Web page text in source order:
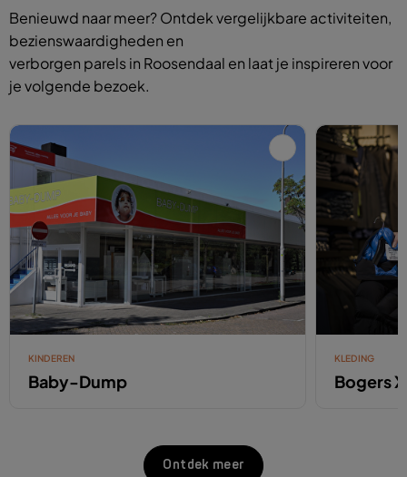
Benieuwd naar meer? Ontdek vergelijkbare activiteiten,
bezienswaardigheden en
verborgen parels in Roosendaal en laat je inspireren voor
je volgende bezoek.
KINDEREN
Baby-Dump
KLEDING
Bogers
Ontdek meer